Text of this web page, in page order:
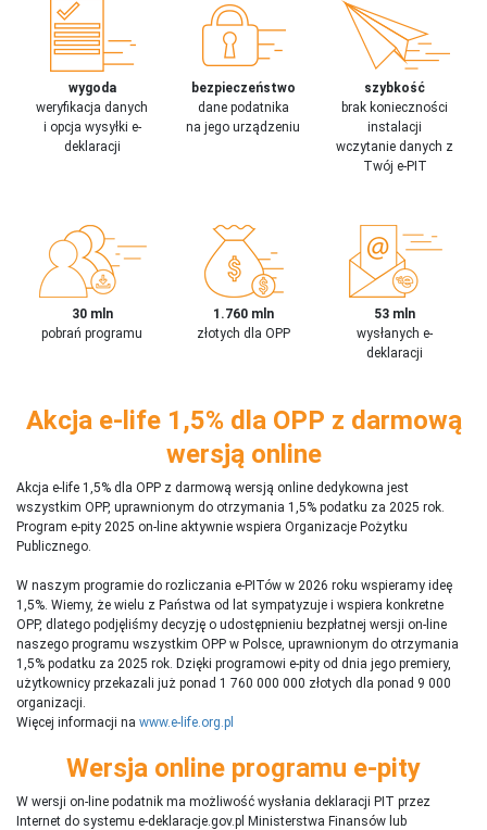
wygoda
weryfikacja danych
i opcja wysyłki e-
deklaracji
bezpieczeństwo
dane podatnika
na jego urządzeniu
szybkość
brak konieczności
instalacji
wczytanie danych z
Twój e-PIT
30 mln
pobrań programu
1.760 mln
złotych dla OPP
53 mln
wysłanych e-
deklaracji
Akcja e-life 1,5% dla OPP z darmową
wersją online
Akcja e-life 1,5% dla OPP z darmową wersją online dedykowna jest
wszystkim OPP, uprawnionym do otrzymania 1,5% podatku za 2025 rok.
Program e-pity 2025 on-line aktywnie wspiera Organizacje Pożytku
Publicznego.
W naszym programie do rozliczania e-PITów w 2026 roku wspieramy ideę
1,5%. Wiemy, że wielu z Państwa od lat sympatyzuje i wspiera konkretne
OPP, dlatego podjęliśmy decyzję o udostępnieniu bezpłatnej wersji on-line
naszego programu wszystkim OPP w Polsce, uprawnionym do otrzymania
1,5% podatku za 2025 rok. Dzięki programowi e-pity od dnia jego premiery,
użytkownicy przekazali już ponad 1 760 000 000 złotych dla ponad 9 000
organizacji.
Więcej informacji na www.e-life.org.pl
Wersja online programu e-pity
W wersji on-line podatnik ma możliwość wysłania deklaracji PIT przez
Internet do systemu e-deklaracje.gov.pl Ministerstwa Finansów lub